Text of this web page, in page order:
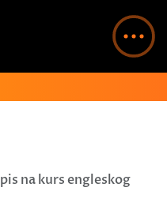
na kurs engleskog